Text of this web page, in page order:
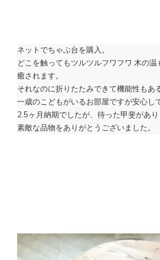
ネットでちゃぶ台を購入。
どこを触ってもツルツルフワフワ 木の
癒されます。
それなのに折りたたみできて機能性もあ
一歳のこどもがいるお部屋ですが安心し
2.5ヶ月納期でしたが、待った甲斐があり
素敵な品物をありがとうございました。